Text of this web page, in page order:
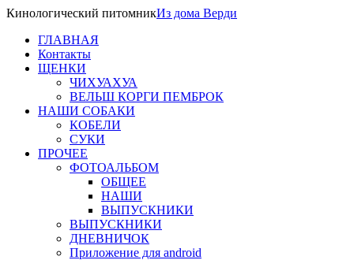
Кинологический питомникИз дома Верди
ГЛАВНАЯ
Контакты
ЩЕНКИ
ЧИХУАХУА
ВЕЛЬШ КОРГИ ПЕМБРОК
НАШИ СОБАКИ
КОБЕЛИ
СУКИ
ПРОЧЕЕ
ФОТОАЛЬБОМ
ОБЩЕЕ
НАШИ
ВЫПУСКНИКИ
ВЫПУСКНИКИ
ДНЕВНИЧОК
Приложение для android